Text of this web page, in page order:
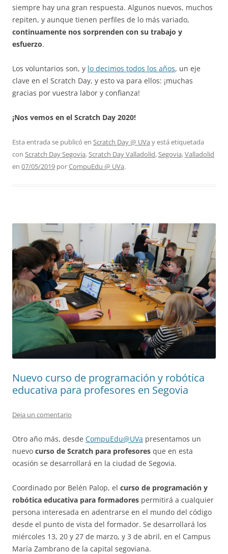
siempre hay una gran respuesta. Algunos nuevos, muchos
repiten, y aunque tienen perfiles de lo más variado,
continuamente nos sorprenden con su trabajo y
esfuerzo.
Los voluntarios son, y lo decimos todos los años, un eje
clave en el Scratch Day, y esto va para ellos: ¡muchas
gracias por vuestra labor y confianza!
¡Nos vemos en el Scratch Day 2020!
Esta entrada se publicó en Scratch Day @ UVa y está etiquetada
con Scratch Day Segovia,Scratch Day Valladolid,Segovia,Valladolid
en 07/05/2019 porCompuEdu @ UVa.
Nuevo curso de programación y robótica
educativa para profesores en Segovia
Deja un comentario
Otro año más, desde CompuEdu@UVa presentamos un
nuevo curso de Scratch para profesores que en esta
ocasión se desarrollará en la ciudad de Segovia.
Coordinado por Belén Palop, el curso de programación y
robótica educativa para formadores permitirá a cualquier
persona interesada en adentrarse en el mundo del código
desde el punto de vista del formador. Se desarrollará los
miércoles 13, 20 y 27 de marzo, y 3 de abril, en el Campus
María Zambrano de la capital segoviana.